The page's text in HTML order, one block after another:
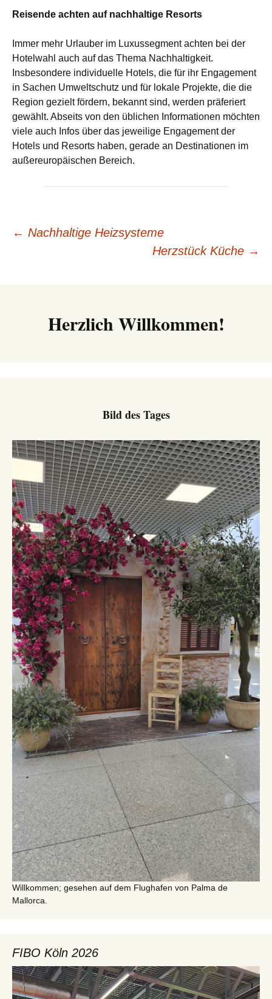
Reisende achten auf nachhaltige Resorts
Immer mehr Urlauber im Luxussegment achten bei der
Hotelwahl auch auf das Thema Nachhaltigkeit.
Insbesondere individuelle Hotels, die für ihr Engagement
in Sachen Umweltschutz und für lokale Projekte, die die
Region gezielt fördern, bekannt sind, werden präferiert
gewählt. Abseits von den üblichen Informationen möchten
viele auch Infos über das jeweilige Engagement der
Hotels und Resorts haben, gerade an Destinationen im
außereuropäischen Bereich.
Beitrags-
← Nachhaltige Heizsysteme
Herzstück Küche →
Herzlich Willkommen!
Bild des Tages
Willkommen; gesehen auf dem Flughafen von Palma de
Mallorca.
FIBO Köln 2026
Video-
Player